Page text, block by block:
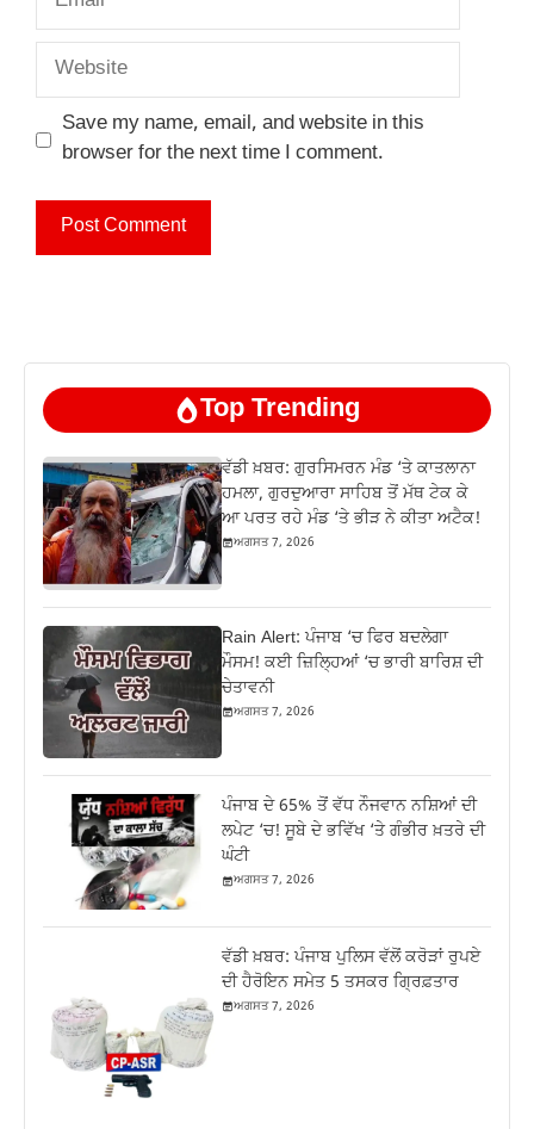
Website
Save my name, email, and website in this
browser for the next time I comment.
Top Trending
ਵੱਡੀ ਖ਼ਬਰ: ਗੁਰਸਿਮਰਨ ਮੰਡ ‘ਤੇ ਕਾਤਲਾਨਾ
ਹਮਲਾ, ਗੁਰਦੁਆਰਾ ਸਾਹਿਬ ਤੋਂ ਮੱਥ ਟੇਕ ਕੇ
ਆ ਪਰਤ ਰਹੇ ਮੰਡ ‘ਤੇ ਭੀੜ ਨੇ ਕੀਤਾ ਅਟੈਕ!
ਅਗਸਤ 7, 2026
Rain Alert: ਪੰਜਾਬ ‘ਚ ਫਿਰ ਬਦਲੇਗਾ
ਮੌਸਮ! ਕਈ ਜ਼ਿਲ੍ਹਿਆਂ ‘ਚ ਭਾਰੀ ਬਾਰਿਸ਼ ਦੀ
ਚੇਤਾਵਨੀ
ਅਗਸਤ 7, 2026
ਪੰਜਾਬ ਦੇ 65% ਤੋਂ ਵੱਧ ਨੌਜਵਾਨ ਨਸ਼ਿਆਂ ਦੀ
ਲਪੇਟ ‘ਚ! ਸੂਬੇ ਦੇ ਭਵਿੱਖ ‘ਤੇ ਗੰਭੀਰ ਖ਼ਤਰੇ ਦੀ
ਘੰਟੀ
ਅਗਸਤ 7, 2026
ਵੱਡੀ ਖ਼ਬਰ: ਪੰਜਾਬ ਪੁਲਿਸ ਵੱਲੋਂ ਕਰੋੜਾਂ ਰੁਪਏ
ਦੀ ਹੈਰੋਇਨ ਸਮੇਤ 5 ਤਸਕਰ ਗ੍ਰਿਫ਼ਤਾਰ
ਅਗਸਤ 7, 2026